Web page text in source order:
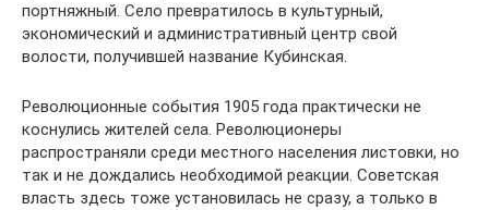
портняжный. Село превратилось в культурный,
экономический и административный центр свой
волости, получившей название Кубинская.
Революционные события 1905 года практически не
коснулись жителей села. Революционеры
распространяли среди местного населения листовки, но
так и не дождались необходимой реакции. Советская
власть здесь тоже установилась не сразу, а только в